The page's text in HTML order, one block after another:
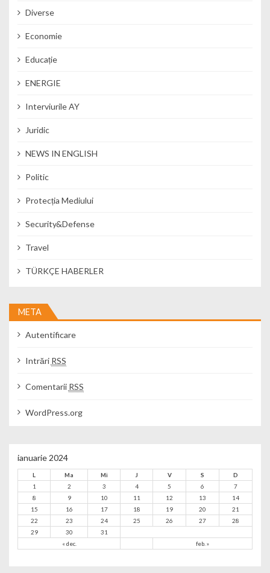
Diverse
Economie
Educație
ENERGIE
Interviurile AY
Juridic
NEWS IN ENGLISH
Politic
Protecția Mediului
Security&Defense
Travel
TÜRKÇE HABERLER
META
Autentificare
Intrări RSS
Comentarii RSS
WordPress.org
ianuarie 2024
L Ma Mi J V S D
« dec. feb. »
1 2 3 4 5 6
7
8
9 10 11 12 13
14
15
16 17 18 19 20
21
22
23 24 25 26 27
28
29
30 31